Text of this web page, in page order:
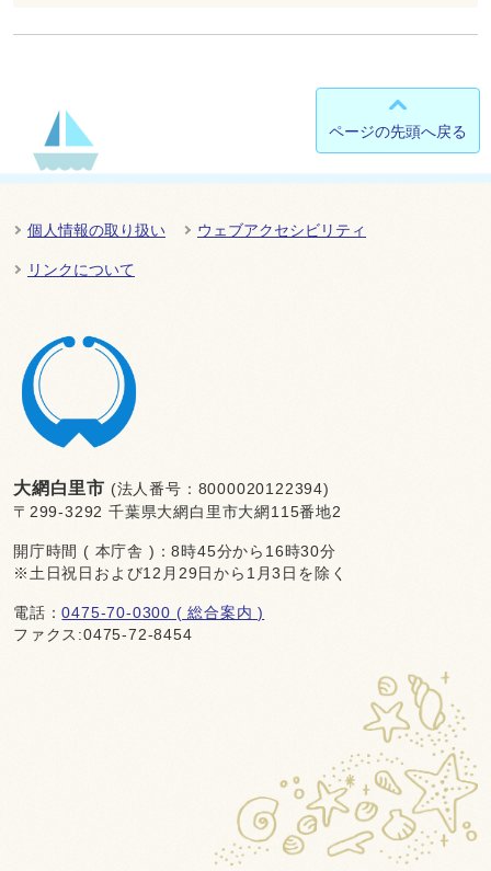
ページの先頭へ戻る
個人情報の取り扱い ウェブアクセシビリティ
リンクについて
大網白里市 (法人番号：8000020122394)
〒299-3292 千葉県大網白里市大網115番地2
開庁時間 ( 本庁舎 )：8時45分から16時30分
※土日祝日および12月29日から1月3日を除く
電話：0475-70-0300 ( 総合案内 )
ファクス:0475-72-8454